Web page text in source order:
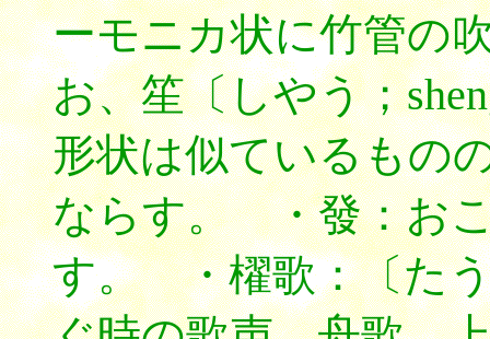
ーモニカ状に竹管の
お、笙〔しやう；
形状は似ているもの
ならす。 ・發：お
す。 ・櫂歌：〔たう